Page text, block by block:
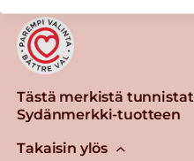
Tästä merkistä tunnistat
Sydänmerkki-tuotteen
Takaisin ylös